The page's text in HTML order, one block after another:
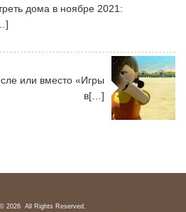
дома в ноябре 2021:
или вместо «Игры
в[…]
2026 All Rights Reserved.